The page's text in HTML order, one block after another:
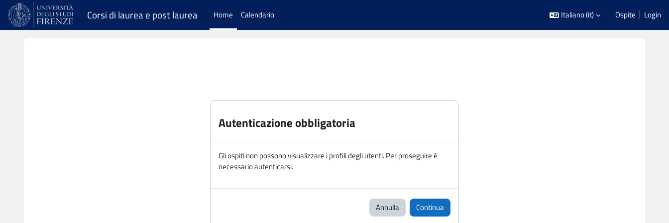
Vai al contenuto principale
Corsi di laurea e post laurea Home Calendario Italiano ‎(it)‎ Ospite Login
Autenticazione obbligatoria
Gli ospiti non possono visualizzare i profili degli utenti. Per proseguire è
necessario autenticarsi.
Annulla Continua